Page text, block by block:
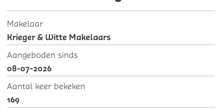
Makelaar
Krieger & Witte Makelaars
Aangeboden sinds
08-07-2026
Aantal keer bekeken
169